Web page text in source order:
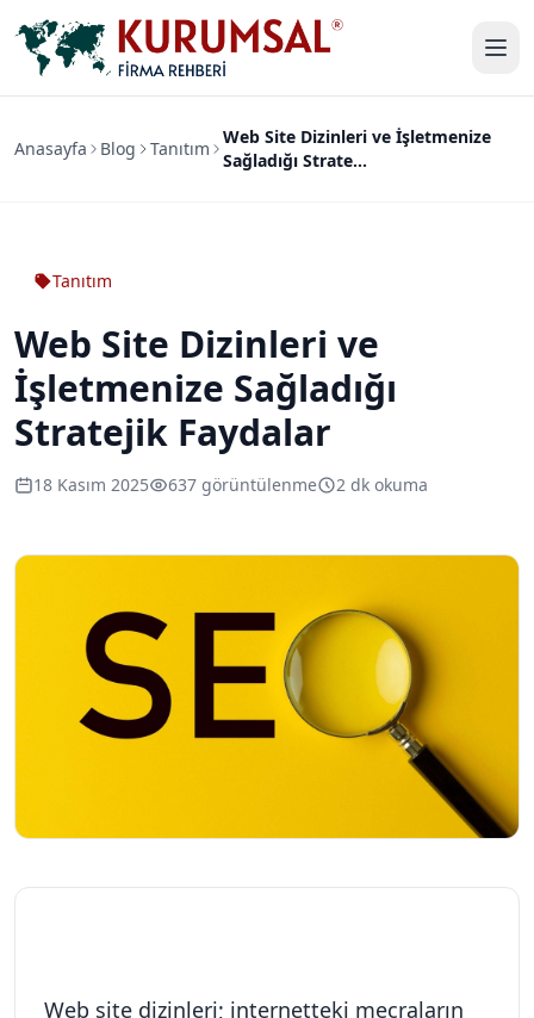
Anasayfa Blog Tanıtım
Web Site Dizinleri ve İşletmenize
Sağladığı Strate...
Tanıtım
Web Site Dizinleri ve
İşletmenize Sağladığı
Stratejik Faydalar
18 Kasım 2025 637 görüntülenme 2 dk okuma
Web site dizinleri; internetteki mecraların